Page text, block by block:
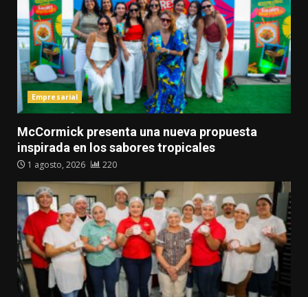
Empresarial
McCormick presenta una nueva propuesta
inspirada en los sabores tropicales
1 agosto, 2026 220